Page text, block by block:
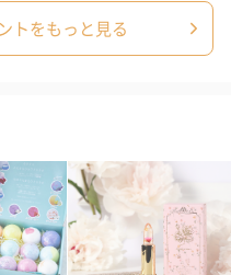
。
390円） グリーン（
トをもっと見る